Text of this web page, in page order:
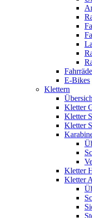
E-Bikes
Klettern
Kletter
Kletter
Kletter
Kletter
Kletter